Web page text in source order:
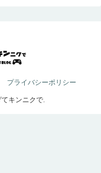
プライバシーポリシー
キンニクで.